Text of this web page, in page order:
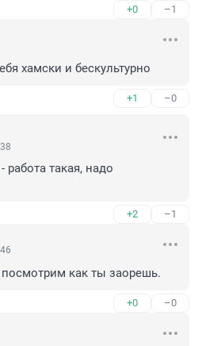
+0 –1
хамски и бескультурно
+1 –0
работа такая, надо
+2 –1
посмотрим как ты заорешь.
+0 –0